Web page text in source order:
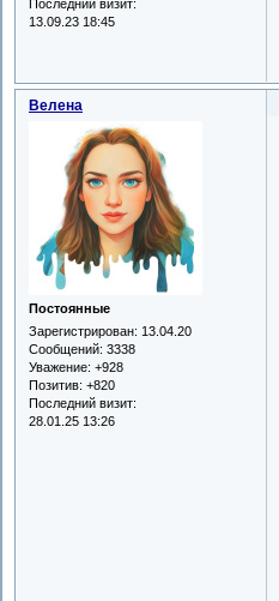
Последний визит:
13.09.23 18:45
Велена
Постоянные
Зарегистрирован: 13.04.20
Сообщений: 3338
Уважение: +928
Позитив: +820
Последний визит:
28.01.25 13:26